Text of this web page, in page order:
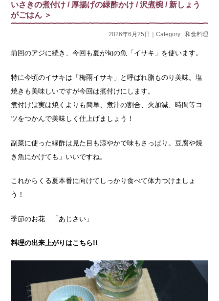
いさきの煮付け / 厚揚げの緑酢かけ / 沢煮椀 / 新しょう
がごはん ＞
2026年6月25日｜Category : 和食料理
前回のアジに続き、今回も夏が旬の魚「イサキ」を使います。
特に今頃のイサキは「梅雨イサキ」と呼ばれ脂ものり美味。塩
焼きも美味しいですが今回は煮付けにします。
煮付けは実は焼くよりも簡単、煮汁の割合、火加減、時間等コ
ツをつかんで美味しく仕上げましょう！
副菜に使った緑酢は見た目も涼やかで味もさっぱり。豆腐や焼
き魚にかけても」いいですね。
これからくる夏本番に向けてしっかり食べて体力つけましょ
う！
季節のお花 「あじさい」
料理の出来上がりはこちら!!